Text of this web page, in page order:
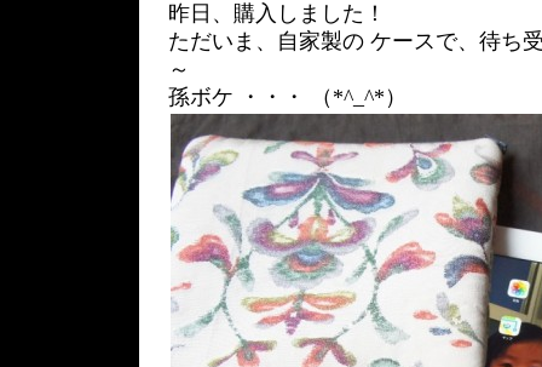
昨日、購入しました！
ただいま、自家製の ケースで、待ち
～
孫ボケ ・・・ （*^_^*）